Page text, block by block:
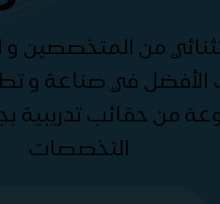
من المتخصصين و
في صناعة و
من حقائب تدريبية
التخصصات